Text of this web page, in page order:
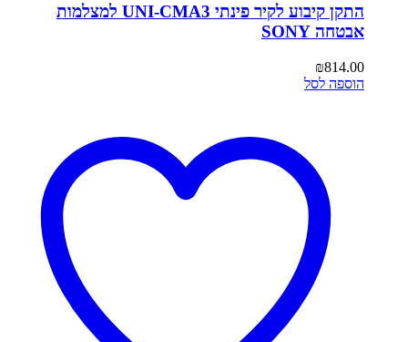
התקן קיבוע לקיר פינתי UNI-CMA3 למצלמות
אבטחה SONY
₪814.00
הוספה לסל